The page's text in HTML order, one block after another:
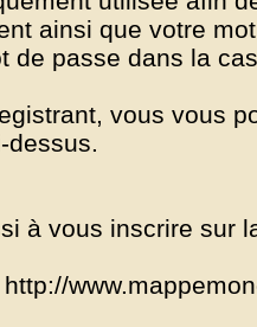
ainsi que votre
de passe dans la
vous vous
dessus.
à vous inscrire sur
http://